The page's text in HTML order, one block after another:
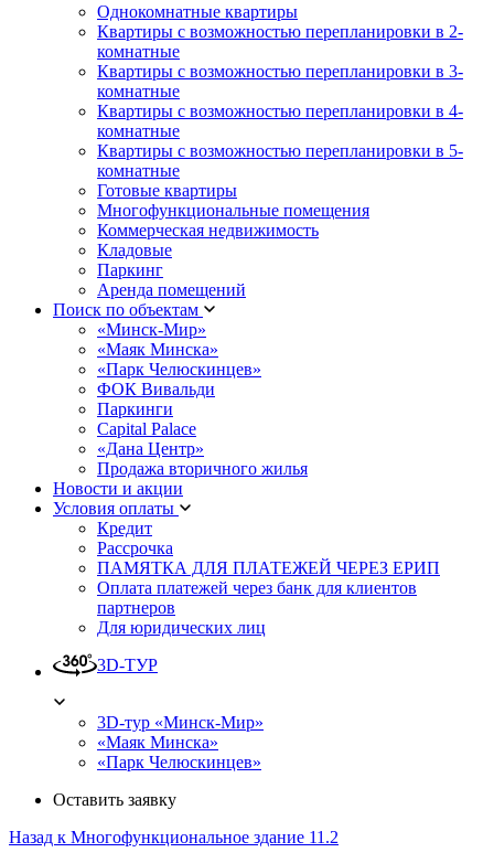
Однокомнатные квартиры
Квартиры с возможностью перепланировки в 2-
комнатные
Квартиры с возможностью перепланировки в 3-
комнатные
Квартиры с возможностью перепланировки в 4-
комнатные
Квартиры с возможностью перепланировки в 5-
комнатные
Готовые квартиры
Многофункциональные помещения
Коммерческая недвижимость
Кладовые
Паркинг
Аренда помещений
Поиск по объектам
«Минск-Мир»
«Маяк Минска»
«Парк Челюскинцев»
ФОК Вивальди
Паркинги
Capital Palace
«Дана Центр»
Продажа вторичного жилья
Новости и акции
Условия оплаты
Кредит
Рассрочка
ПАМЯТКА ДЛЯ ПЛАТЕЖЕЙ ЧЕРЕЗ ЕРИП
Оплата платежей через банк для клиентов
партнеров
Для юридических лиц
3D-ТУР
3D-тур «Минск-Мир»
«Маяк Минска»
«Парк Челюскинцев»
Оставить заявку
Назад к Многофункциональное здание 11.2